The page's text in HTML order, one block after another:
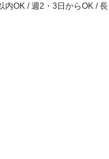
内OK / 週2・3日からOK / 長